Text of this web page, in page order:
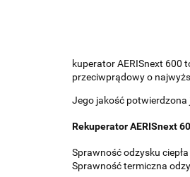
kuperator AERISnext 600
przeciwprądowy o
Jego jakość potwierdzona
RekuperatorAERISnext
Sprawność odzysku ciepła
Sprawność termiczna